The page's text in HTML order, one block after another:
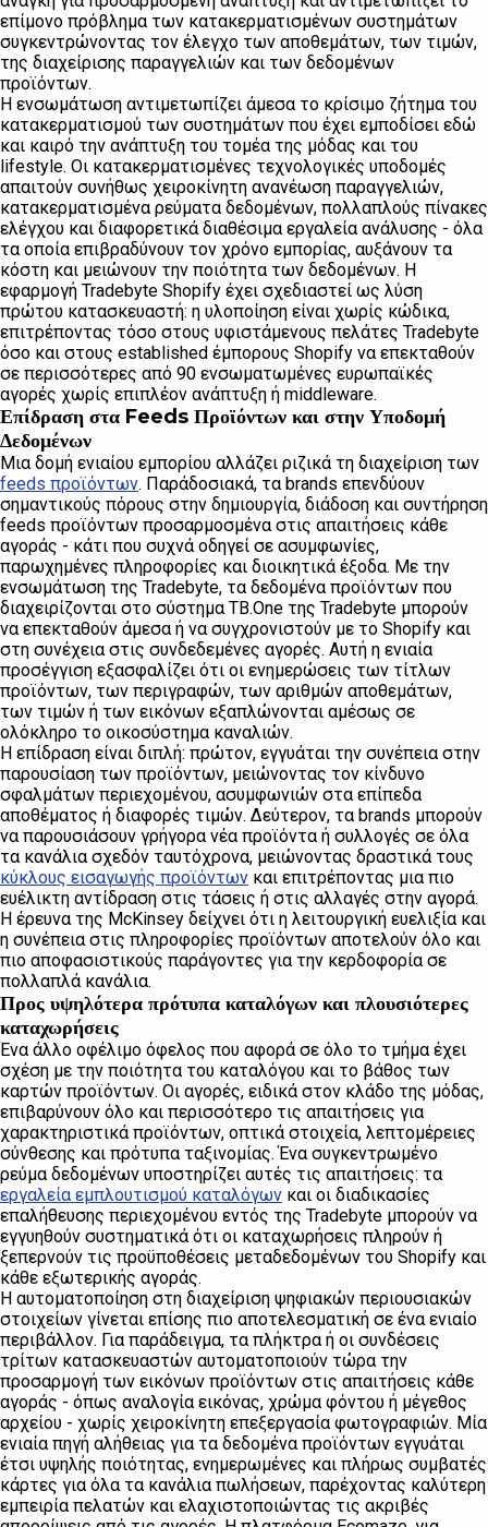
επίμονο πρόβλημα των κατακερματισμένων συστημάτων
συγκεντρώνοντας τον έλεγχο των αποθεμάτων, των τιμών,
της διαχείρισης παραγγελιών και των δεδομένων
προϊόντων.
Η ενσωμάτωση αντιμετωπίζει άμεσα το κρίσιμο ζήτημα του
κατακερματισμού των συστημάτων που έχει εμποδίσει εδώ
και καιρό την ανάπτυξη του τομέα της μόδας και του
lifestyle. Οι κατακερματισμένες τεχνολογικές υποδομές
απαιτούν συνήθως χειροκίνητη ανανέωση παραγγελιών,
κατακερματισμένα ρεύματα δεδομένων, πολλαπλούς πίνακες
ελέγχου και διαφορετικά διαθέσιμα εργαλεία ανάλυσης - όλα
τα οποία επιβραδύνουν τον χρόνο εμπορίας, αυξάνουν τα
κόστη και μειώνουν την ποιότητα των δεδομένων. Η
εφαρμογή Tradebyte Shopify έχει σχεδιαστεί ως λύση
πρώτου κατασκευαστή: η υλοποίηση είναι χωρίς κώδικα,
επιτρέποντας τόσο στους υφιστάμενους πελάτες Tradebyte
όσο και στους established έμπορους Shopify να επεκταθούν
σε περισσότερες από 90 ενσωματωμένες ευρωπαϊκές
αγορές χωρίς επιπλέον ανάπτυξη ή middleware.
Επίδραση στα Feeds Προϊόντων και στην Υποδομή
Δεδομένων
Μια δομή ενιαίου εμπορίου αλλάζει ριζικά τη διαχείριση των
feeds προϊόντων. Παράδοσιακά, τα brands επενδύουν
σημαντικούς πόρους στην δημιουργία, διάδοση και συντήρηση
feeds προϊόντων προσαρμοσμένα στις απαιτήσεις κάθε
αγοράς - κάτι που συχνά οδηγεί σε ασυμφωνίες,
παρωχημένες πληροφορίες και διοικητικά έξοδα. Με την
ενσωμάτωση της Tradebyte, τα δεδομένα προϊόντων που
διαχειρίζονται στο σύστημα TB.One της Tradebyte μπορούν
να επεκταθούν άμεσα ή να συγχρονιστούν με το Shopify και
στη συνέχεια στις συνδεδεμένες αγορές. Αυτή η ενιαία
προσέγγιση εξασφαλίζει ότι οι ενημερώσεις των τίτλων
προϊόντων, των περιγραφών, των αριθμών αποθεμάτων,
των τιμών ή των εικόνων εξαπλώνονται αμέσως σε
ολόκληρο το οικοσύστημα καναλιών.
Η επίδραση είναι διπλή: πρώτον, εγγυάται την συνέπεια στην
παρουσίαση των προϊόντων, μειώνοντας τον κίνδυνο
σφαλμάτων περιεχομένου, ασυμφωνιών στα επίπεδα
αποθέματος ή διαφορές τιμών. Δεύτερον, τα brands μπορούν
να παρουσιάσουν γρήγορα νέα προϊόντα ή συλλογές σε όλα
τα κανάλια σχεδόν ταυτόχρονα, μειώνοντας δραστικά τους
κύκλους εισαγωγής προϊόντων και επιτρέποντας μια πιο
ευέλικτη αντίδραση στις τάσεις ή στις αλλαγές στην αγορά.
Η έρευνα της McKinsey δείχνει ότι η λειτουργική ευελιξία και
η συνέπεια στις πληροφορίες προϊόντων αποτελούν όλο και
πιο αποφασιστικούς παράγοντες για την κερδοφορία σε
πολλαπλά κανάλια.
Προς υψηλότερα πρότυπα καταλόγων και πλουσιότερες
καταχωρήσεις
Ένα άλλο οφέλιμο όφελος που αφορά σε όλο το τμήμα έχει
σχέση με την ποιότητα του καταλόγου και το βάθος των
καρτών προϊόντων. Οι αγορές, ειδικά στον κλάδο της μόδας,
επιβαρύνουν όλο και περισσότερο τις απαιτήσεις για
χαρακτηριστικά προϊόντων, οπτικά στοιχεία, λεπτομέρειες
σύνθεσης και πρότυπα ταξινομίας. Ένα συγκεντρωμένο
ρεύμα δεδομένων υποστηρίζει αυτές τις απαιτήσεις: τα
εργαλεία εμπλουτισμού καταλόγων και οι διαδικασίες
επαλήθευσης περιεχομένου εντός της Tradebyte μπορούν να
εγγυηθούν συστηματικά ότι οι καταχωρήσεις πληρούν ή
ξεπερνούν τις προϋποθέσεις μεταδεδομένων του Shopify και
κάθε εξωτερικής αγοράς.
Η αυτοματοποίηση στη διαχείριση ψηφιακών περιουσιακών
στοιχείων γίνεται επίσης πιο αποτελεσματική σε ένα ενιαίο
περιβάλλον. Για παράδειγμα, τα πλήκτρα ή οι συνδέσεις
τρίτων κατασκευαστών αυτοματοποιούν τώρα την
προσαρμογή των εικόνων προϊόντων στις απαιτήσεις κάθε
αγοράς - όπως αναλογία εικόνας, χρώμα φόντου ή μέγεθος
αρχείου - χωρίς χειροκίνητη επεξεργασία φωτογραφιών. Μία
ενιαία πηγή αλήθειας για τα δεδομένα προϊόντων εγγυάται
έτσι υψηλής ποιότητας, ενημερωμένες και πλήρως συμβατές
κάρτες για όλα τα κανάλια πωλήσεων, παρέχοντας καλύτερη
εμπειρία πελατών και ελαχιστοποιώντας τις ακριβές